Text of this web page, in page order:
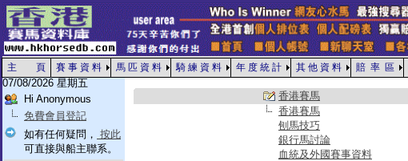
主 頁 賽 事 資 料 馬 匹 資 料 騎 練 資 料 年 度 統 計 其 他 資 料 賠 率 區
07/08/2026 星期五
Hi Anonymous
免費會員登記
如有任何疑問， 按此
可直接與船主聯系。
香港賽馬
香港賽馬
刨馬技巧
銀行馬討論
血統及外國賽事資料